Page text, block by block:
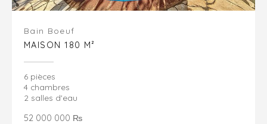
Bain Boeuf
MAISON 180 M²
6 pièces
4 chambres
2 salles d'eau
52 000 000 ₨